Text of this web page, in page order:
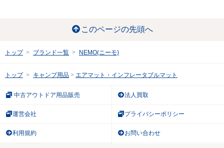
このページの先頭へ
トップ ブランド一覧 NEMO(ニーモ)
トップ キャンプ用品 エアマット・インフレータブルマット
中古アウトドア用品販売 法人買取
運営会社 プライバシーポリシー
利用規約 お問い合わせ